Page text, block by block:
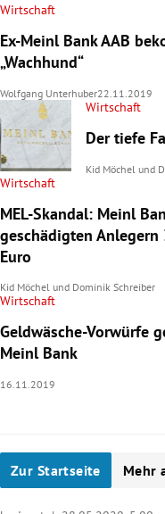
Wirtschaft
Ex-Meinl Bank AAB
„Wachhund“
Wolfgang Unterhuber22.11.2019
Wirtschaft
Der tiefe
Kid Möchel und
Wirtschaft
MEL-Skandal: Meinl
geschädigten
Euro
Kid Möchel und Dominik Schreiber
Wirtschaft
Geldwäsche-Vorwürfe
Meinl Bank
16.11.2019
Zur Startseite Mehr